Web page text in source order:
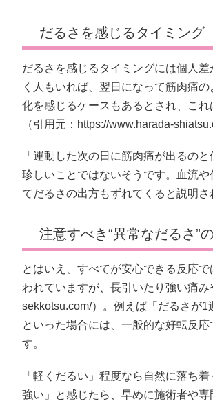
だるさを感じるタイミング
だるさを感じるタイミングには個人
く人もいれば、翌日になって筋肉痛
化を感じるケースもあるとされ、こ
（引用元： https://www.harada-
「運動した次の日に筋肉痛が出るの
珍しいことではないそうです。血流
てだるさの出方もずれてくると説明さ
注意すべき“異常なだるさ”
とはいえ、すべてが安心できる反応
われていますが、長引いたり強い痛
sekkotsu.com/）。例えば「だるさが1
といった場合には、一般的な好転反
す。
「軽くだるい」程度なら自然に落ち
強い」と感じたら、早めに施術者や